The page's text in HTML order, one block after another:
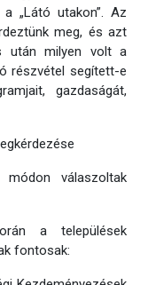
„Látó utakon”. Az
meg, és azt
után milyen volt a
részvétel segített-e
gazdaságát,
válaszoltak
a települések
fontosak: